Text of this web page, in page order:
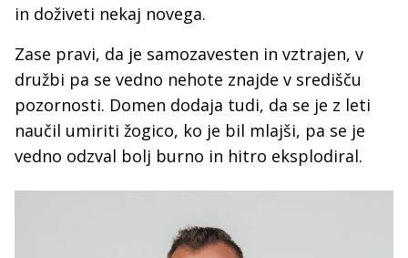
in doživeti nekaj novega.
Zase pravi, da je samozavesten in vztrajen, v
družbi pa se vedno nehote znajde v središču
pozornosti. Domen dodaja tudi, da se je z leti
naučil umiriti žogico, ko je bil mlajši, pa se je
vedno odzval bolj burno in hitro eksplodiral.